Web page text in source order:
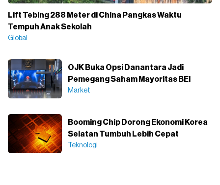
Lift Tebing 288 Meter di China Pangkas Waktu
Tempuh Anak Sekolah
Global
OJK Buka Opsi Danantara Jadi
Pemegang Saham Mayoritas BEI
Market
Booming Chip Dorong Ekonomi Korea
Selatan Tumbuh Lebih Cepat
Teknologi